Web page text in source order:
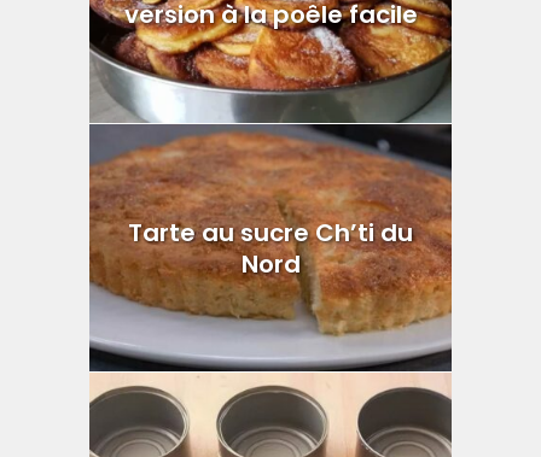
version à la poêle facile
Tarte au sucre Ch’ti du
Nord